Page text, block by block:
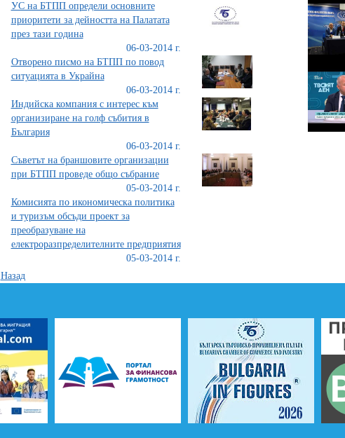
УС на БТПП определи основните
приоритети за дейността на Палатата
през тази година
06-03-2014 г.
Отворено писмо на БТПП по повод
ситуацията в Украйна
06-03-2014 г.
Индийска компания с интерес към
организиране на голф събития в
България
06-03-2014 г.
Съветът на браншовите организации
при БТПП проведе общо събрание
05-03-2014 г.
Комисията по икономическа политика
и туризъм обсъди проект за
преобразуване на
електроразпределителните предприятия
05-03-2014 г.
Назад